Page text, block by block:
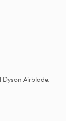
Dyson Airblade.